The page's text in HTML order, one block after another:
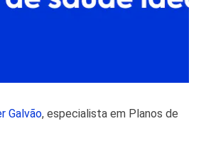
Galvão, especialista em Planos de